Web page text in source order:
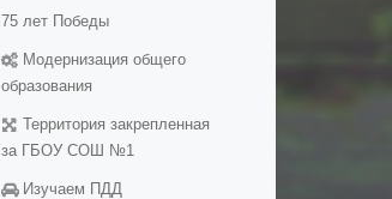
уроков
75 лет Победы
Модернизация общего
образования
Территория закрепленная
за ГБОУ СОШ №1
Изучаем ПДД